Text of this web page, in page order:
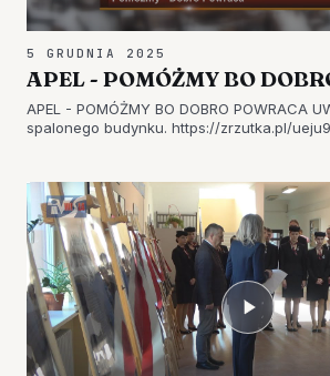
5 GRUDNIA 2025
APEL - POMÓŻMY BO
APEL - POMÓŻMY BO DOBRO POWRACA
spalonego budynku. https://zrzutka.pl/